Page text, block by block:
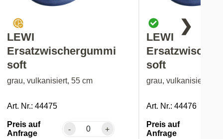
LEWI
Ersatzwischergummi
soft
grau, vulkanisiert, 55 cm
Art. Nr.: 44475
Preis auf
Anfrage
- +
LEWI
soft
grau, vulkanisiert,
Art. Nr.: 44476
Preis auf
Anfrage
❯